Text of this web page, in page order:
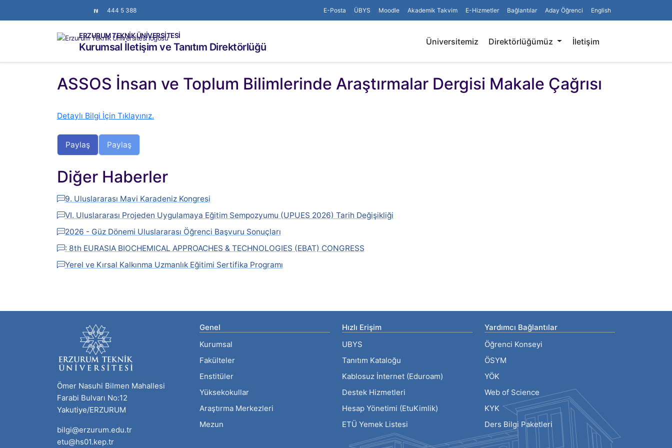
444 5 388 E-Posta ÜBYS Moodle Akademik Takvim E-Hizmetler Bağlantılar Aday Öğrenci English
ERZURUM TEKNİK ÜNİVERSİTESİ
Kurumsal İletişim ve Tanıtım Direktörlüğü Üniversitemiz Direktörlüğümüz İletişim
ASSOS İnsan ve Toplum Bilimlerinde Araştırmalar Dergisi Makale Çağrısı
Detaylı Bilgi İçin Tıklayınız.
Paylaş Paylaş
Diğer Haberler
9. Uluslararası Mavi Karadeniz Kongresi
VI. Uluslararası Projeden Uygulamaya Eğitim Sempozyumu (UPUES 2026) Tarih Değişikliği
2026 - Güz Dönemi Uluslararası Öğrenci Başvuru Sonuçları
: 8th EURASIA BIOCHEMICAL APPROACHES & TECHNOLOGIES (EBAT) CONGRESS
Yerel ve Kırsal Kalkınma Uzmanlık Eğitimi Sertifika Programı
Ömer Nasuhi Bilmen Mahallesi
Farabi Bulvarı No:12
Yakutiye/ERZURUM
bilgi@erzurum.edu.tr
etu@hs01.kep.tr
Genel
Kurumsal
Fakülteler
Enstitüler
Yüksekokullar
Araştırma Merkezleri
Mezun
Hızlı Erişim
UBYS
Tanıtım Kataloğu
Kablosuz İnternet (Eduroam)
Destek Hizmetleri
Hesap Yönetimi (EtuKimlik)
ETÜ Yemek Listesi
Yardımcı Bağlantılar
Öğrenci Konseyi
ÖSYM
YÖK
Web of Science
KYK
Ders Bilgi Paketleri